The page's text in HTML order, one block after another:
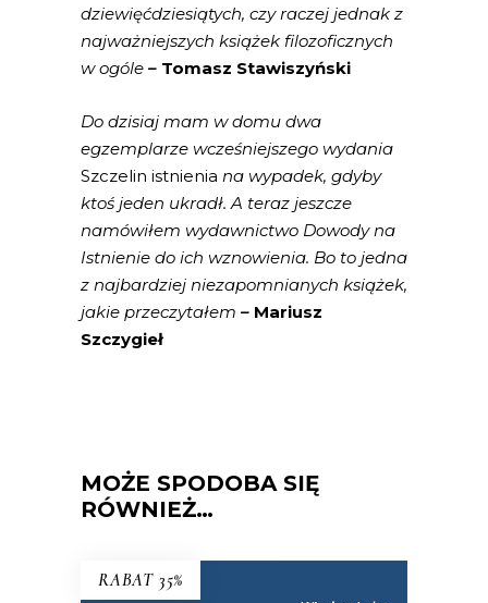
dziewięćdziesiątych, czy raczej jednak z
najważniejszych książek filozoficznych
w ogóle – Tomasz Stawiszyński
Do dzisiaj mam w domu dwa
egzemplarze wcześniejszego wydania
Szczelin istnienia na wypadek, gdyby
ktoś jeden ukradł. A teraz jeszcze
namówiłem wydawnictwo Dowody na
Istnienie do ich wznowienia. Bo to jedna
z najbardziej niezapomnianych książek,
jakie przeczytałem – Mariusz
Szczygieł
MOŻE SPODOBA SIĘ
RÓWNIEŻ…
RABAT 35%